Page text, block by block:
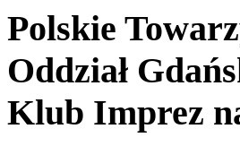
Polskie
Oddział
Klub Imprez